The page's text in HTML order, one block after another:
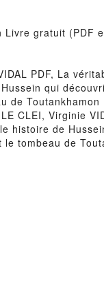
gratuit (PDF
PDF, La
qui
de
CLEI, Virginie
histoire de
tombeau de